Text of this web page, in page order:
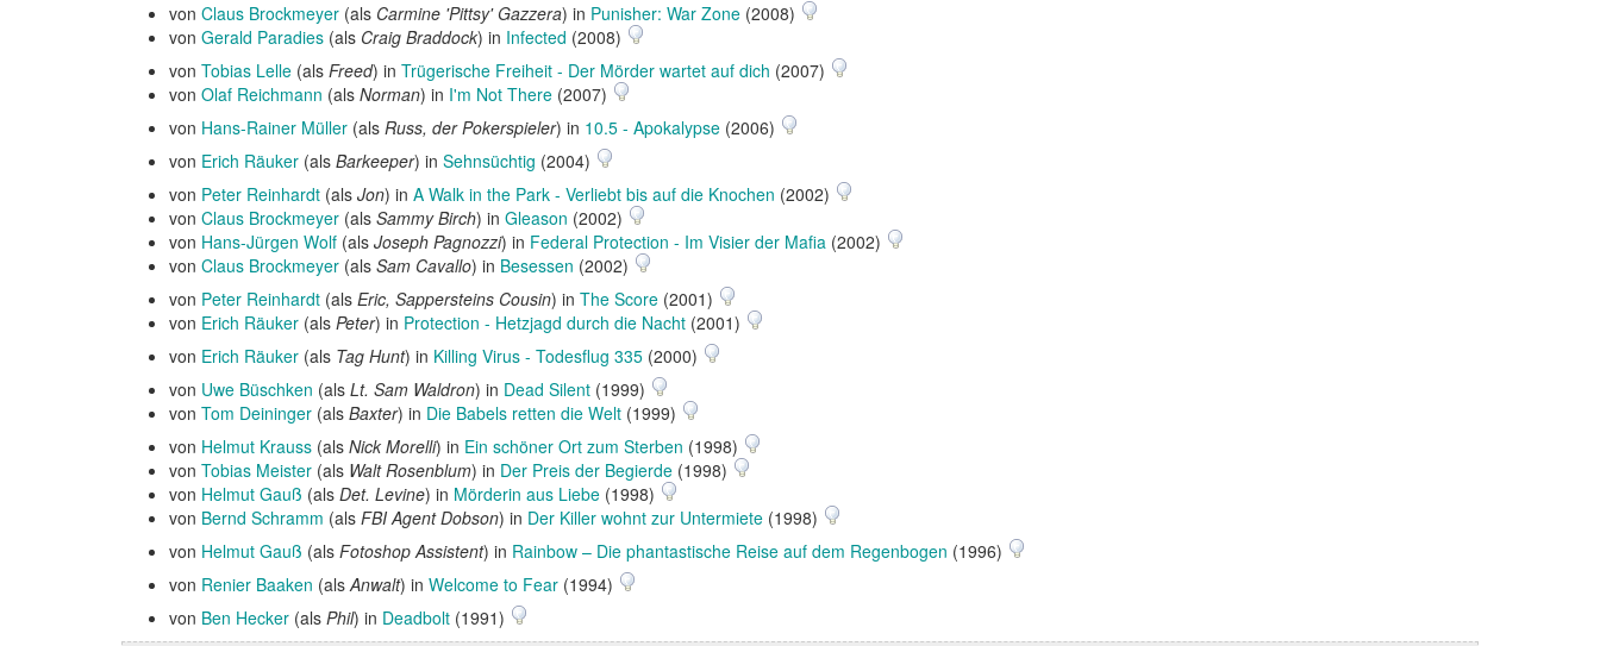
von Claus Brockmeyer (als Carmine 'Pittsy' Gazzera) in Punisher: War Zone (2008)
von Gerald Paradies (als Craig Braddock) in Infected (2008)
von Tobias Lelle (als Freed) in Trügerische Freiheit - Der Mörder wartet auf dich (2007)
von Olaf Reichmann (als Norman) in I'm Not There (2007)
von Hans-Rainer Müller (als Russ, der Pokerspieler) in 10.5 - Apokalypse (2006)
von Erich Räuker (als Barkeeper) in Sehnsüchtig (2004)
von Peter Reinhardt (als Jon) in A Walk in the Park - Verliebt bis auf die Knochen (2002)
von Claus Brockmeyer (als Sammy Birch) in Gleason (2002)
von Hans-Jürgen Wolf (als Joseph Pagnozzi) in Federal Protection - Im Visier der Mafia (2002)
von Claus Brockmeyer (als Sam Cavallo) in Besessen (2002)
von Peter Reinhardt (als Eric, Sappersteins Cousin) in The Score (2001)
von Erich Räuker (als Peter) in Protection - Hetzjagd durch die Nacht (2001)
von Erich Räuker (als Tag Hunt) in Killing Virus - Todesflug 335 (2000)
von Uwe Büschken (als Lt. Sam Waldron) in Dead Silent (1999)
von Tom Deininger (als Baxter) in Die Babels retten die Welt (1999)
von Helmut Krauss (als Nick Morelli) in Ein schöner Ort zum Sterben (1998)
von Tobias Meister (als Walt Rosenblum) in Der Preis der Begierde (1998)
von Helmut Gauß (als Det. Levine) in Mörderin aus Liebe (1998)
von Bernd Schramm (als FBI Agent Dobson) in Der Killer wohnt zur Untermiete (1998)
von Helmut Gauß (als Fotoshop Assistent) in Rainbow – Die phantastische Reise auf dem Regenbogen (1996)
von Renier Baaken (alsAnwalt) in Welcome to Fear (1994)
von Ben Hecker (als Phil) in Deadbolt (1991)